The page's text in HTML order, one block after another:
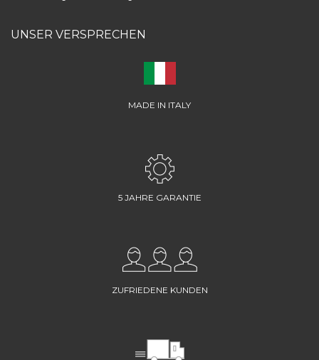
UNSER VERSPRECHEN
MADE IN ITALY
5 JAHRE GARANTIE
ZUFRIEDENE KUNDEN